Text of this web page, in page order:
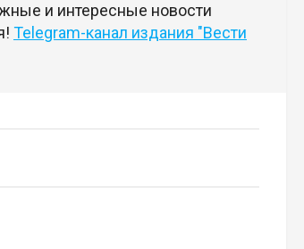
и интересные новости
Telegram-канал издания "Вести